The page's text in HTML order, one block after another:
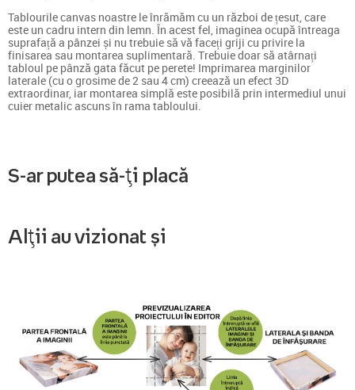
Tablourile canvas noastre le înrămăm cu un război de țesut, care
este un cadru intern din lemn. În acest fel, imaginea ocupă întreaga
suprafață a pânzei și nu trebuie să vă faceți griji cu privire la
finisarea sau montarea suplimentară. Trebuie doar să atârnați
tabloul pe pânză gata făcut pe perete! Imprimarea marginilor
laterale (cu o grosime de 2 sau 4 cm) creează un efect 3D
extraordinar, iar montarea simplă este posibilă prin intermediul unui
cuier metalic ascuns în rama tabloului.
S-ar putea să-ți placă
Alții au vizionat și